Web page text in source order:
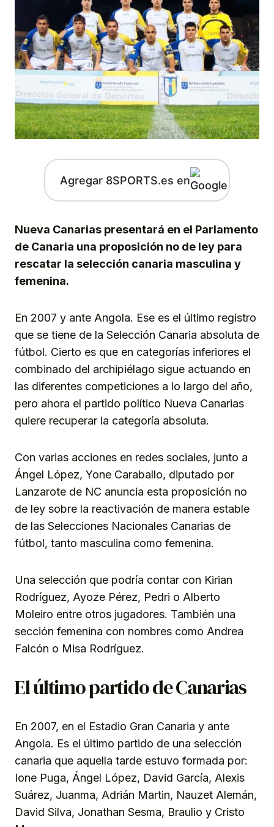
Agregar 8SPORTS.es en
Nueva Canarias presentará en el Parlamento
de Canaria una proposición no de ley para
rescatar la selección canaria masculina y
femenina.
En 2007 y ante Angola. Ese es el último registro
que se tiene de la Selección Canaria absoluta de
fútbol. Cierto es que en categorías inferiores el
combinado del archipiélago sigue actuando en
las diferentes competiciones a lo largo del año,
pero ahora el partido político Nueva Canarias
quiere recuperar la categoría absoluta.
Con varias acciones en redes sociales, junto a
Ángel López, Yone Caraballo, diputado por
Lanzarote de NC anuncia esta proposición no
de ley sobre la reactivación de manera estable
de las Selecciones Nacionales Canarias de
fútbol, tanto masculina como femenina.
Una selección que podría contar con Kirian
Rodríguez, Ayoze Pérez, Pedri o Alberto
Moleiro entre otros jugadores. También una
sección femenina con nombres como Andrea
Falcón o Misa Rodríguez.
El último partido de Canarias
En 2007, en el Estadio Gran Canaria y ante
Angola. Es el último partido de una selección
canaria que aquella tarde estuvo formada por:
Ione Puga, Ángel López, David García, Alexis
Suárez, Juanma, Adrián Martin, Nauzet Alemán,
David Silva, Jonathan Sesma, Braulio y Cristo